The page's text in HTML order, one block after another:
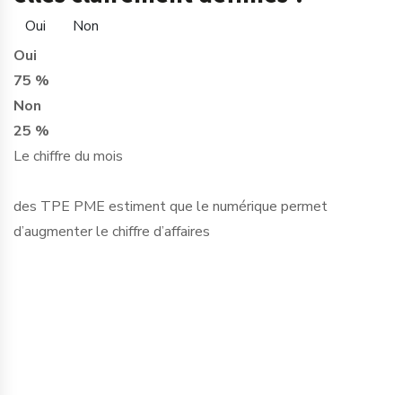
Oui
Non
Oui
75 %
Non
25 %
Le chiffre du mois
des TPE PME estiment que le numérique permet
d’augmenter le chiffre d’affaires